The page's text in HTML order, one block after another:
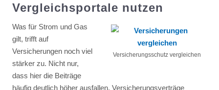
Vergleichsportale nutzen
Versicherungsschutz vergleichen
Was für Strom und Gas
gilt, trifft auf
Versicherungen noch viel
stärker zu. Nicht nur,
dass hier die Beiträge
häufig deutlich höher ausfallen. Versicherungsverträge